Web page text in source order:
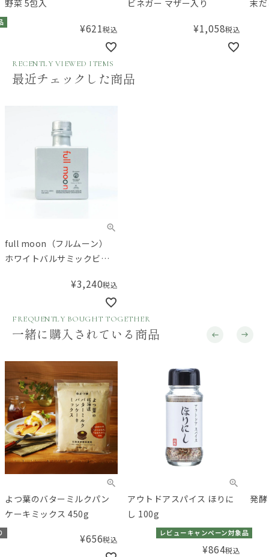
野菜 5包入
¥621税込
ビネガー マザー入り
¥1,058税込
末
RECENTLY VIEWED ITEMS
最近チェックした商品
full moon（フルムーン）
ホワイトバルサミックビネ
¥3,240税込
FREQUENTLY BOUGHT TOGETHER
一緒に購入されている商品
よつ葉のバターミルクパン
ケーキミックス 450g
¥656税込
アウトドアスパイス ほりに
し 100g
レビューキャンペーン対象品
¥864税込
発